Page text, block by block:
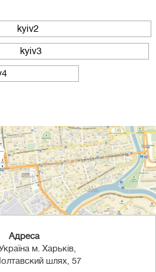
Адреса
м. Харьків,
шлях, 57